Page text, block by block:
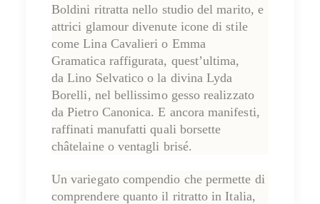
Boldini ritratta nello studio del marito, e
attrici glamour divenute icone di stile
comeLina Cavalieri o Emma
Gramatica raffigurata, quest’ultima,
daLino Selvatico o la divinaLyda
Borelli, nel bellissimo gesso realizzato
daPietro Canonica. E ancora manifesti,
raffinati manufatti quali borsette
châtelaine o ventagli brisé.
Un variegato compendio che permette di
comprendere quanto il ritratto in Italia,